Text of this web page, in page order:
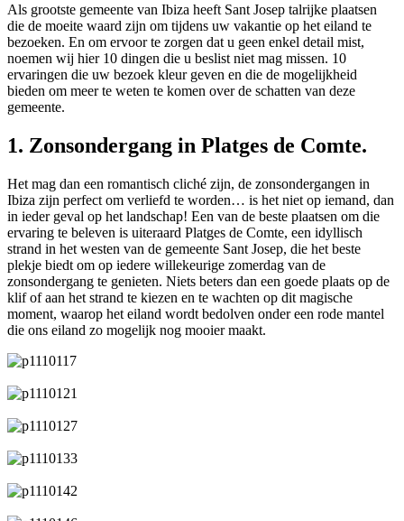
Als grootste gemeente van Ibiza heeft Sant Josep talrijke plaatsen
die de moeite waard zijn om tijdens uw vakantie op het eiland te
bezoeken. En om ervoor te zorgen dat u geen enkel detail mist,
noemen wij hier 10 dingen die u beslist niet mag missen. 10
ervaringen die uw bezoek kleur geven en die de mogelijkheid
bieden om meer te weten te komen over de schatten van deze
gemeente.
1. Zonsondergang in Platges de Comte.
Het mag dan een romantisch cliché zijn, de zonsondergangen in
Ibiza zijn perfect om verliefd te worden… is het niet op iemand, dan
in ieder geval op het landschap! Een van de beste plaatsen om die
ervaring te beleven is uiteraard Platges de Comte, een idyllisch
strand in het westen van de gemeente Sant Josep, die het beste
plekje biedt om op iedere willekeurige zomerdag van de
zonsondergang te genieten. Niets beters dan een goede plaats op de
klif of aan het strand te kiezen en te wachten op dit magische
moment, waarop het eiland wordt bedolven onder een rode mantel
die ons eiland zo mogelijk nog mooier maakt.